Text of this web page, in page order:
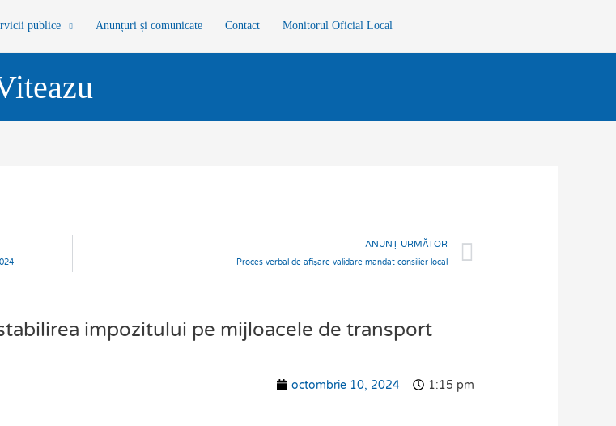
publice Anunțuri și comunicate Contact Monitorul Oficial Local
ANUNȚ URMĂTOR
Proces verbal de afişare validare mandat consilier local
impozitului pe mijloacele de transport
octombrie 10, 2024 1:15 pm